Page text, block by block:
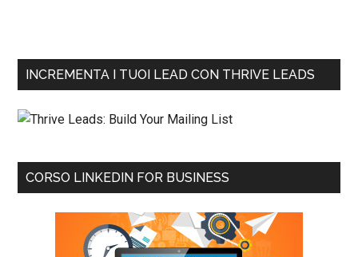
INCREMENTA I TUOI LEAD CON THRIVE LEADS
CORSO LINKEDIN FOR BUSINESS